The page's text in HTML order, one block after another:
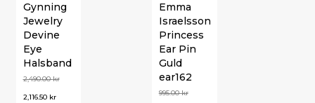
Emma
Israelsson
Princess
Ear Pin
Guld
ear162
995.00kr
Gynning
Jewelry
Devine
Eye
Halsband
2,490.00kr
2,116.50 kr